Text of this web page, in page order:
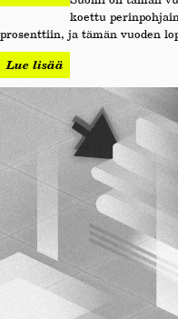
koettu
prosenttiin, ja tämän vuoden
Lue lisää